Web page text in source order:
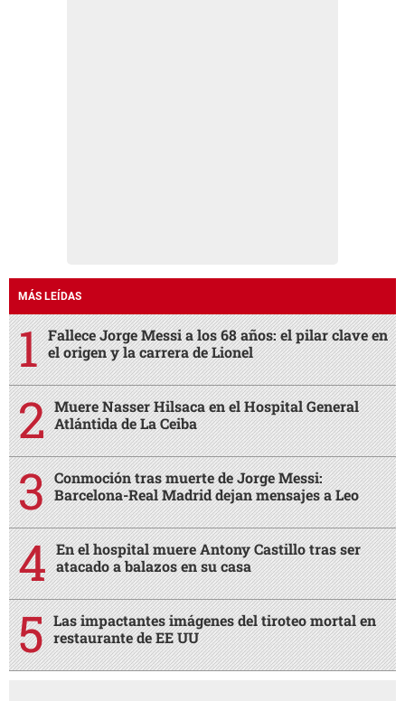
MÁS LEÍDAS
Fallece Jorge Messi a los 68 años: el pilar clave en
el origen y la carrera de Lionel
Muere Nasser Hilsaca en el Hospital General
Atlántida de La Ceiba
Conmoción tras muerte de Jorge Messi:
Barcelona-Real Madrid dejan mensajes a Leo
En el hospital muere Antony Castillo tras ser
atacado a balazos en su casa
Las impactantes imágenes del tiroteo mortal en
restaurante de EE UU